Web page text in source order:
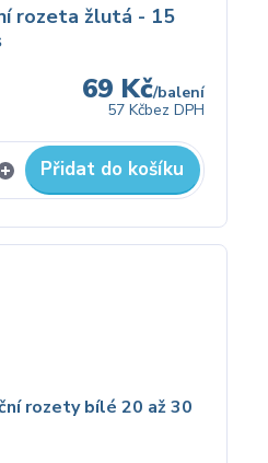
rozeta žlutá - 15
69 Kč/balení
57 Kčbez DPH
Přidat do košíku